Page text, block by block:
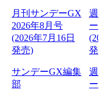
月刊サンデーGX
2026年8月号
(2026年7月16日
発売)
サンデーGX編集
部
週
ー
発
週
ー